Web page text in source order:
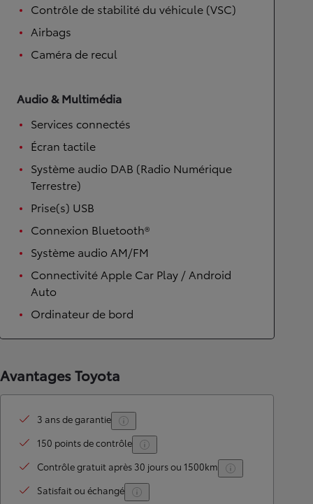
Contrôle de stabilité du véhicule (VSC)
Airbags
Caméra de recul
Audio & Multimédia
Services connectés
Écran tactile
Système audio DAB (Radio Numérique
Terrestre)
Prise(s) USB
Connexion Bluetooth®
Système audio AM/FM
Connectivité Apple Car Play / Android
Auto
Ordinateur de bord
Avantages Toyota
3 ans de garantie
150 points de contrôle
Contrôle gratuit après 30 jours ou 1500km
Satisfait ou échangé